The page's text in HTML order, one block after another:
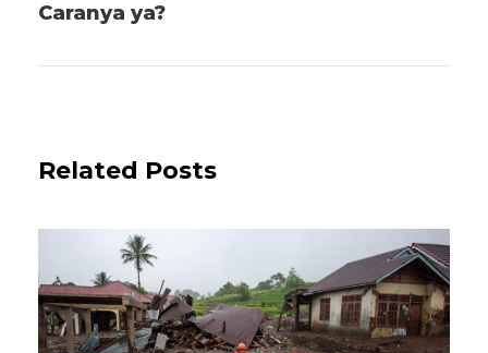
Caranya ya?
Related Posts